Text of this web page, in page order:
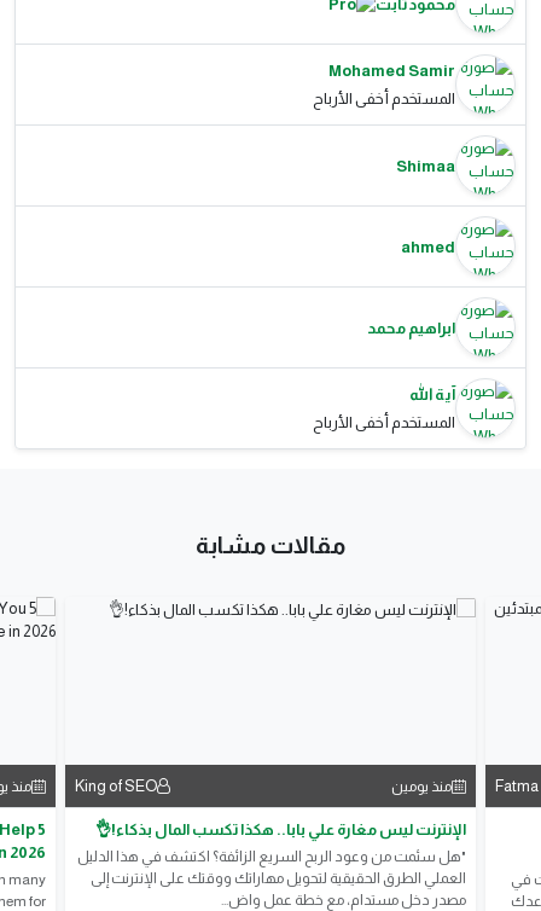
محمود ثابت
Mohamed Samir
المستخدم أخفى الأرباح
Shimaa
ahmed
ابراهيم محمد
آية الله
المستخدم أخفى الأرباح
مقالات مشابة
في
منذ يومين King of SEO
الإنترنت ليس مغارة علي بابا.. هكذا تكسب المال بذكاء!👌
"هل سئمت من وعود الربح السريع الزائفة؟ اكتشف في هذا الدليل
العملي الطرق الحقيقية لتحويل مهاراتك ووقتك على الإنترنت إلى
مصدر دخل مستدام، مع خطة عمل واض...
منذ
2026
many
for